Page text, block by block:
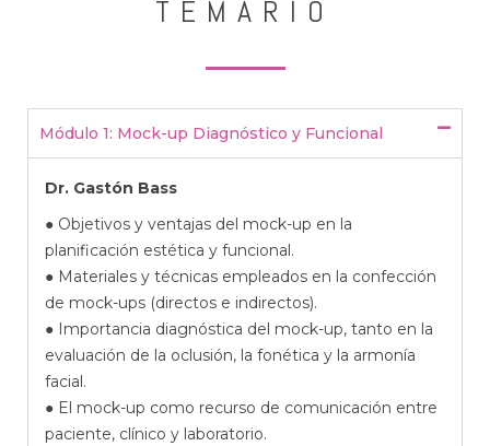
TEMARIO
Módulo 1: Mock-up Diagnóstico y Funcional
Dr. Gastón Bass
● Objetivos y ventajas del mock-up en la
planificación estética y funcional.
● Materiales y técnicas empleados en la confección
de mock-ups (directos e indirectos).
● Importancia diagnóstica del mock-up, tanto en la
evaluación de la oclusión, la fonética y la armonía
facial.
● El mock-up como recurso de comunicación entre
paciente, clínico y laboratorio.